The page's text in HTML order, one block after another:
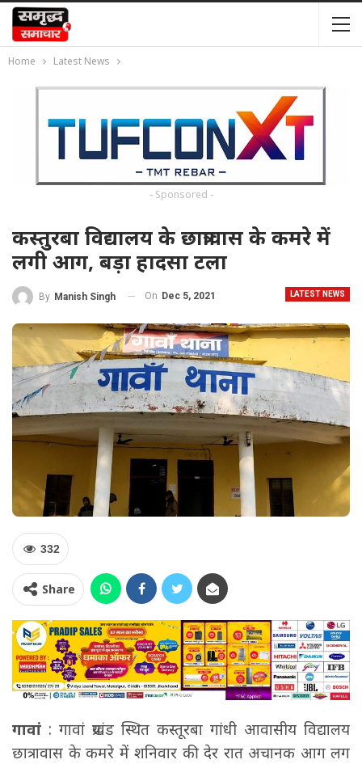
Home Latest News
- Sponsored -
कस्तुरबा विद्यालय के छात्रावास के कमरे में
लगी आग, बड़ा हादसा टला
LATEST NEWS
By Manish Singh On Dec 5, 2021
332
Share
गावां : गावां प्रखंड स्थित कस्तूरबा गांधी आवासीय विद्यालय
छात्रावास के कमरे में शनिवार की देर रात अचानक आग लग